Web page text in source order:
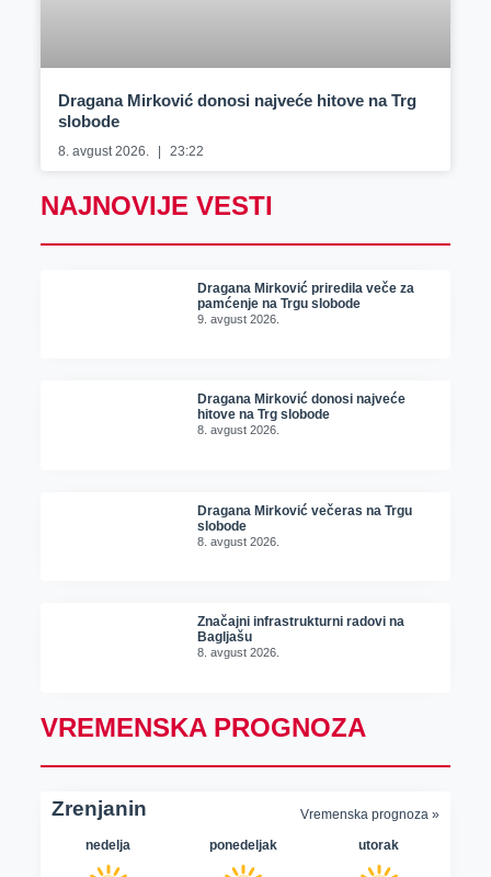
Dragana Mirković donosi najveće hitove na Trg
slobode
8. avgust 2026. 23:22
NAJNOVIJE VESTI
Dragana Mirković priredila veče za
pamćenje na Trgu slobode
9. avgust 2026.
Dragana Mirković donosi najveće
hitove na Trg slobode
8. avgust 2026.
Dragana Mirković večeras na Trgu
slobode
8. avgust 2026.
Značajni infrastrukturni radovi na
Bagljašu
8. avgust 2026.
VREMENSKA PROGNOZA